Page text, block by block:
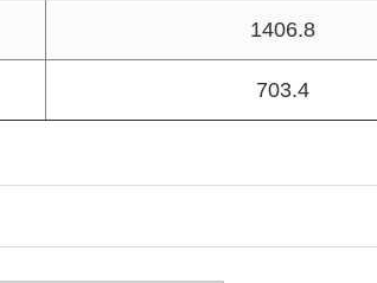
1406.8
703.4